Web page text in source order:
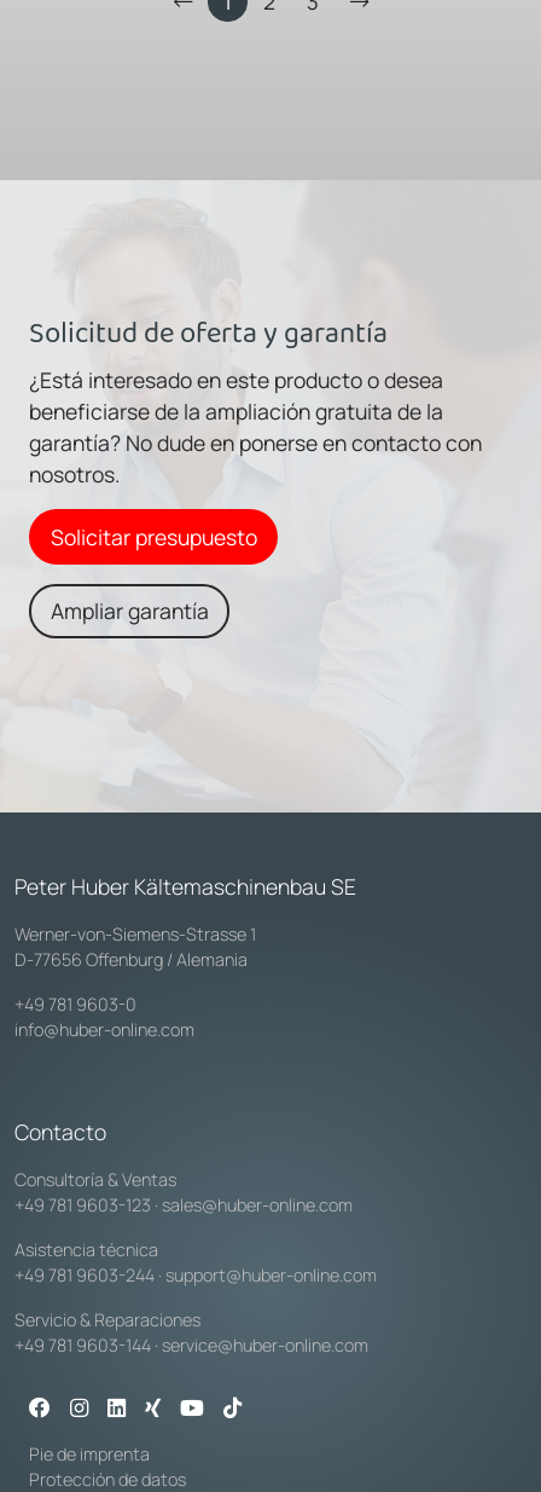
Solicitud de oferta y garantía
¿Está interesado en este producto o desea
beneficiarse de la ampliación gratuita de la
garantía? No dude en ponerse en contacto con
nosotros.
Solicitar presupuesto
Ampliar garantía
Peter Huber Kältemaschinenbau SE
Werner-von-Siemens-Strasse 1
D-77656 Offenburg / Alemania
+49 781 9603-0
info@huber-online.com
Contacto
Consultoría & Ventas
+49 781 9603-123 · sales@huber-online.com
Asistencia técnica
+49 781 9603-244 · support@huber-online.com
Servicio & Reparaciones
+49 781 9603-144 · service@huber-online.com
Pie de imprenta
Protección de datos